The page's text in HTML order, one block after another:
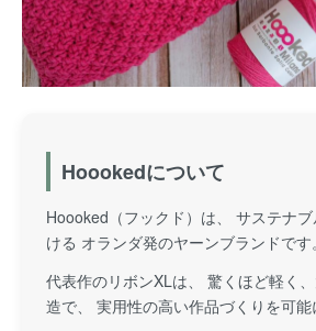
Hoookedについて
Hoooked（フックド）は、 サステナ
ける オランダ発のヤーンブランドです。
代表作のリボンXLは、 驚くほど軽く
造で、 実用性の高い作品づくりを可能